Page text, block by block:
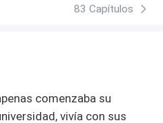
83 Capítulos
comenzaba su
vivía con sus